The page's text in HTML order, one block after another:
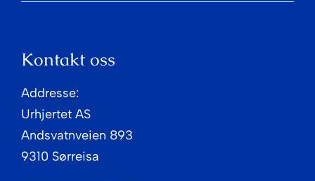
Kontakt oss
Addresse:
Urhjertet AS
Andsvatnveien 893
9310 Sørreisa